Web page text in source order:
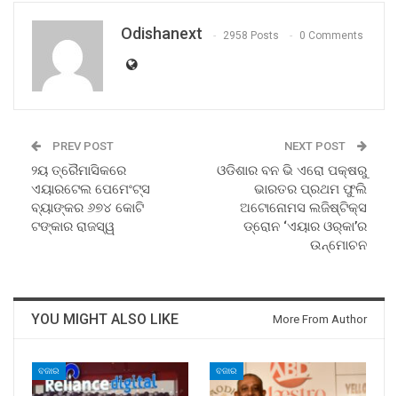
Odishanext 2958 Posts 0 Comments
PREV POST
୨ୟ ତ୍ରୈମାସିକରେ
ଏୟାରଟେଲ ପେମେଂଟ୍‌ସ
ବ୍ୟାଙ୍କର ୬୭୪ କୋଟି
ଟଙ୍କାର ରାଜସ୍ୱ
NEXT POST
ଓଡିଶାର ବନ ଭି ଏରୋ ପକ୍ଷରୁ
ଭାରତର ପ୍ରଥମ ଫୁଲି
ଅଟୋନୋମସ ଲଜିଷ୍ଟିକ୍ସ
ଡ୍ରୋନ ‘ଏୟାର ଓର୍‌କା’ର
ଉନ୍ମୋଚନ
YOU MIGHT ALSO LIKE More From Author
ବଜାର ବଜାର